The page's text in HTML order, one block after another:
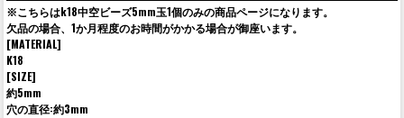
※こちらはk18中空ビーズ5mm玉1個のみの商品ページになります。
欠品の場合、1か月程度のお時間がかかる場合が御座います。
[MATERIAL]
K18
[SIZE]
約5mm
穴の直径:約3mm